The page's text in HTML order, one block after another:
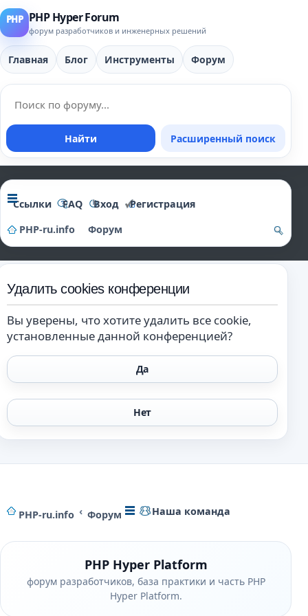
PHP Hyper Forum
форум разработчиков и инженерных решений
Главная Блог Инструменты Форум
Найти Расширенный поиск
Ссылки FAQ Вход
Регистрация
PHP-ru.info
Форум
Удалить cookies конференции
Вы уверены, что хотите удалить все cookie,
установленные данной конференцией?
PHP-ru.info Форум Наша команда
PHP Hyper Platform
форум разработчиков, база практики и часть PHP
Hyper Platform.